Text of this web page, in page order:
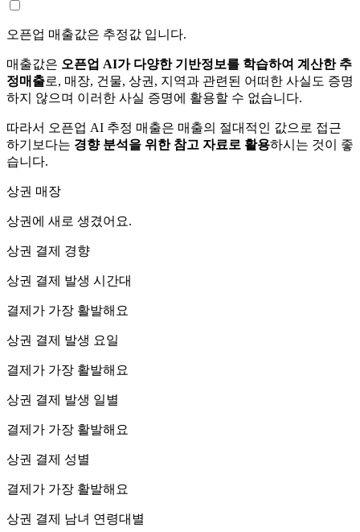
오픈업 매출값은 추정값 입니다.
매출값은 오픈업 AI가 다양한 기반정보를 학습하여 계산한 추
정매출로, 매장, 건물, 상권, 지역과 관련된 어떠한 사실도 증명
하지 않으며 이러한 사실 증명에 활용할 수 없습니다.
따라서 오픈업 AI 추정 매출은 매출의 절대적인 값으로 접근
하기보다는 경향 분석을 위한 참고 자료로 활용하시는 것이 좋
습니다.
상권 매장
상권에 새로 생겼어요.
상권 결제 경향
상권 결제 발생 시간대
결제가 가장 활발해요
상권 결제 발생 요일
결제가 가장 활발해요
상권 결제 발생 일별
결제가 가장 활발해요
상권 결제 성별
결제가 가장 활발해요
상권 결제 남녀 연령대별